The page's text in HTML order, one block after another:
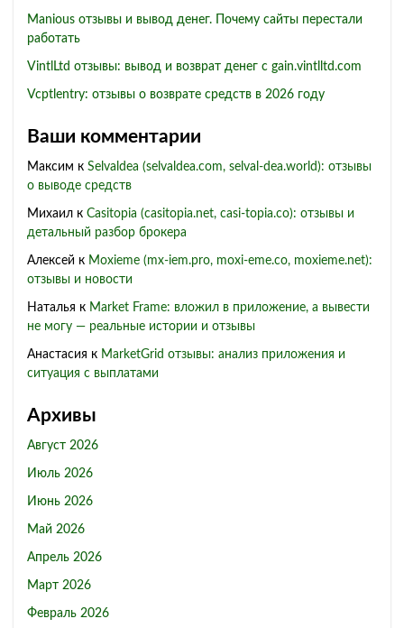
Manious отзывы и вывод денег. Почему сайты перестали
работать
VintlLtd отзывы: вывод и возврат денег с gain.vintlltd.com
Vcptlentry: отзывы о возврате средств в 2026 году
Ваши комментарии
Максим к Selvaldea (selvaldea.com, selval-dea.world): отзывы
о выводе средств
Михаил к Casitopia (casitopia.net, casi-topia.co): отзывы и
детальный разбор брокера
Алексей к Moxieme (mx-iem.pro, moxi-eme.co, moxieme.net):
отзывы и новости
Наталья к Market Frame: вложил в приложение, а вывести
не могу — реальные истории и отзывы
Анастасия к MarketGrid отзывы: анализ приложения и
ситуация с выплатами
Архивы
Август 2026
Июль 2026
Июнь 2026
Май 2026
Апрель 2026
Март 2026
Февраль 2026